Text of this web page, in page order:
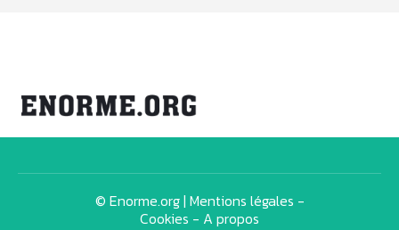
© Enorme.org | Mentions légales -
Cookies - A propos